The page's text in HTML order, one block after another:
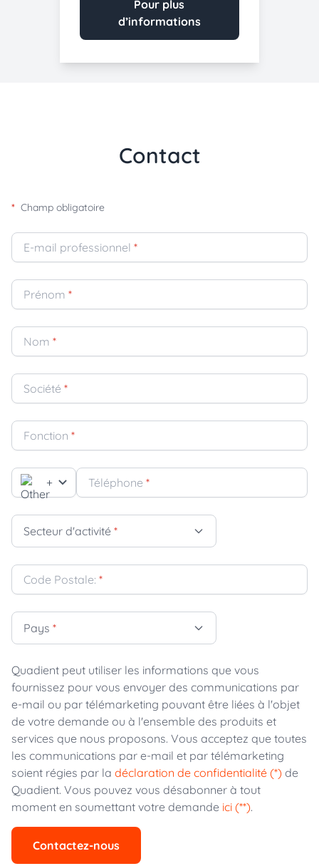
Pour plus
d’informations
Contact
* Champ obligatoire
E-mail professionnel *
Prénom *
Nom *
Société *
Fonction *
+ Téléphone *
Secteur d'activité *
Code Postale: *
Pays *
Quadient peut utiliser les informations que vous
fournissez pour vous envoyer des communications par
e-mail ou par télémarketing pouvant être liées à l'objet
de votre demande ou à l'ensemble des produits et
services que nous proposons. Vous acceptez que toutes
les communications par e-mail et par télémarketing
soient régies par la déclaration de confidentialité (*) de
Quadient. Vous pouvez vous désabonner à tout
moment en soumettant votre demande ici (**).
Contactez-nous